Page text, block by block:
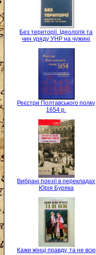
Без території. Ідеологія та
чин уряду УНР на чужині
Реєстри Полтавського полку
1654 р.
Вибрані поезії в перекладах
Юрія Буряка
Кажи жінці правду, та не всю